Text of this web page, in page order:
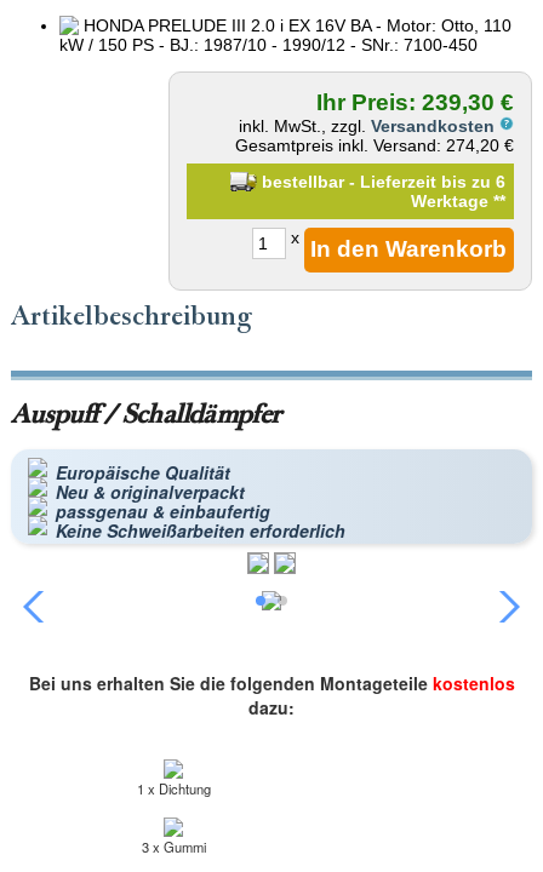
HONDA PRELUDE III 2.0 i EX 16V BA - Motor: Otto, 110
kW / 150 PS - BJ.: 1987/10 - 1990/12 - SNr.: 7100-450
Ihr Preis: 239,30 €
inkl. MwSt., zzgl.Versandkosten
Gesamtpreis inkl. Versand: 274,20 €
bestellbar - Lieferzeit bis zu 6
Werktage**
x
Artikelbeschreibung
Auspuff / Schalldämpfer
Europäische Qualität
Neu & originalverpackt
passgenau & einbaufertig
Keine Schweißarbeiten erforderlich
Bei uns erhalten Sie die folgenden Montageteile kostenlos
dazu:
1 x Dichtung
3 x Gummi